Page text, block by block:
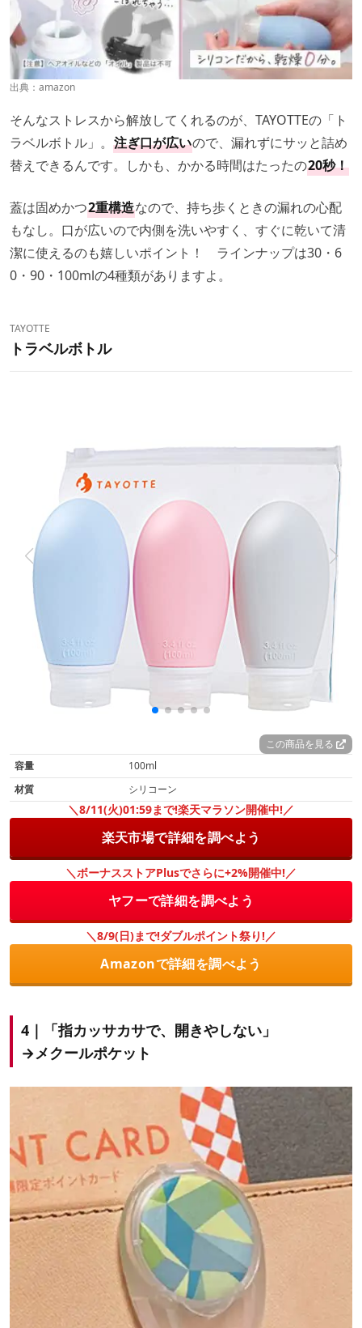
出典： amazon
そんなストレスから解放してくれるのが、TAYOTTEの「ト
ラベルボトル」。 注ぎ口が広いので、漏れずにサッと詰め
替えできるんです。しかも、かかる時間はたったの20秒！
蓋は固めかつ2重構造なので、持ち歩くときの漏れの心配
もなし。口が広いので内側を洗いやすく、すぐに乾いて清
潔に使えるのも嬉しいポイント！ ラインナップは30・6
0・90・100mlの4種類がありますよ。
TAYOTTE
トラベルボトル
この商品を見る
容量
100ml
材質
シリコーン
＼8/11(火)01:59まで!楽天マラソン開催中!／
楽天市場で詳細を調べよう
＼ボーナスストアPlusでさらに+2%開催中!／
ヤフーで詳細を調べよう
＼8/9(日)まで!ダブルポイント祭り!／
Amazonで詳細を調べよう
4｜「指カッサカサで、開きやしない」
→メクールポケット